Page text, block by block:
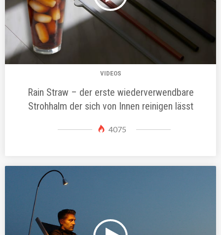
VIDEOS
Rain Straw – der erste wiederverwendbare
Strohhalm der sich von Innen reinigen lässt
4075